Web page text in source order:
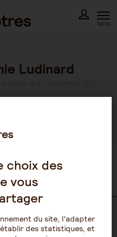
MENU
Ludinard
ACCESSIBILITÉ
choix des
vous
du site, l'adapter
des statistiques, et